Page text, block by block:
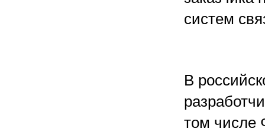
систем
В
том числе